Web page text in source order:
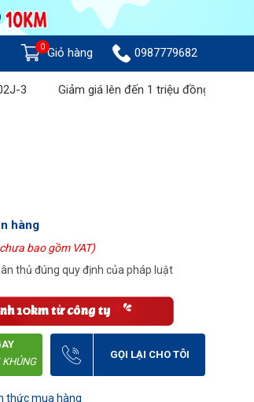
0 Giỏ hàng 0987779682
Giảm giá lên đến 1 triệu đồng khi mua Máy chà
hàng
bao gồm VAT)
thủ đúng quy định của pháp luật
GỌI LẠI CHO TÔI
thức mua hàng